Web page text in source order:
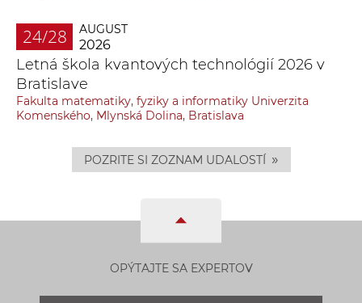
24/28 AUGUST
2026
Letná škola kvantových technológií 2026 v
Bratislave
Fakulta matematiky, fyziky a informatiky Univerzita
Komenského, Mlynská Dolina, Bratislava
POZRITE SI ZOZNAM UDALOSTÍ »
OPÝTAJTE SA EXPERTOV